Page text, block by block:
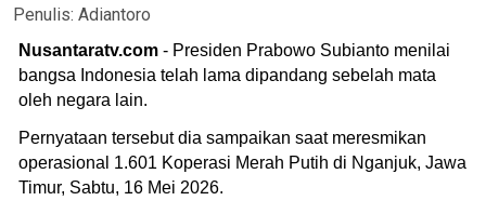
Penulis: Adiantoro
Nusantaratv.com - Presiden Prabowo Subianto menilai
bangsa Indonesia telah lama dipandang sebelah mata
oleh negara lain.
Pernyataan tersebut dia sampaikan saat meresmikan
operasional 1.601 Koperasi Merah Putih di Nganjuk, Jawa
Timur, Sabtu, 16 Mei 2026.